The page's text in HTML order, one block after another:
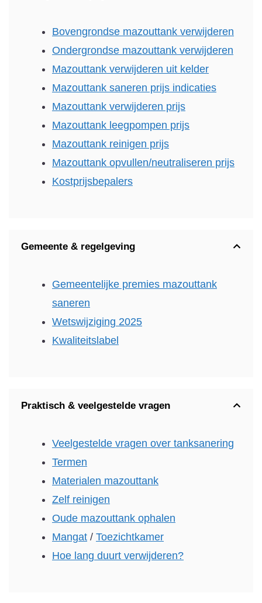
Bovengrondse mazouttank verwijderen
Ondergrondse mazouttank verwijderen
Mazouttank verwijderen uit kelder
Mazouttank saneren prijs indicaties
Mazouttank verwijderen prijs
Mazouttank leegpompen prijs
Mazouttank reinigen prijs
Mazouttank opvullen/neutraliseren prijs
Kostprijsbepalers
Gemeente & regelgeving
Gemeentelijke premies mazouttank
saneren
Wetswijziging 2025
Kwaliteitslabel
Praktisch & veelgestelde vragen
Veelgestelde vragen over tanksanering
Termen
Materialen mazouttank
Zelf reinigen
Oude mazouttank ophalen
Mangat / Toezichtkamer
Hoe lang duurt verwijderen?